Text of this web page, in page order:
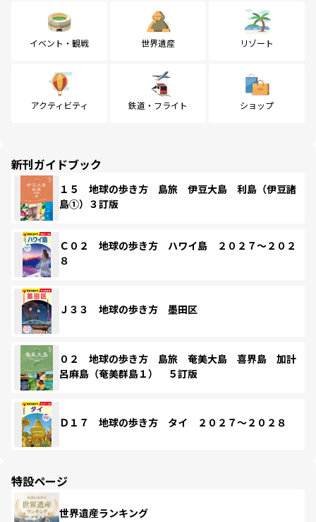
イベント・観戦 世界遺産 リゾート
アクティビティ 鉄道・フライト ショップ
新刊ガイドブック
１５ 地球の歩き方 島旅 伊豆大島 利島（伊豆諸
島①）３訂版
Ｃ０２ 地球の歩き方 ハワイ島 ２０２７～２０２
８
Ｊ３３ 地球の歩き方 墨田区
０２ 地球の歩き方 島旅 奄美大島 喜界島 加計
呂麻島（奄美群島１） ５訂版
Ｄ１７ 地球の歩き方 タイ ２０２７～２０２８
特設ページ
世界遺産ランキング